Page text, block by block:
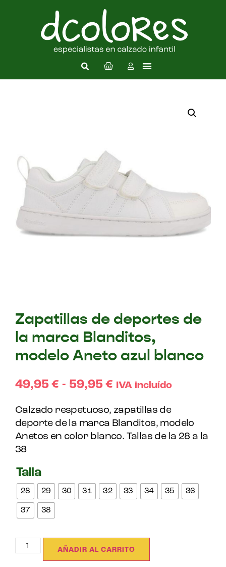
Zapatillas de deportes de
la marca Blanditos,
modelo Aneto azul blanco
49,95 € - 59,95 € IVA incluído
Calzado respetuoso, zapatillas de
deporte de la marca Blanditos, modelo
Anetos en color blanco. Tallas de la 28 a la
38
Talla
28 29 30 31 32 33 34 35 36
37 38
AÑADIR AL CARRITO